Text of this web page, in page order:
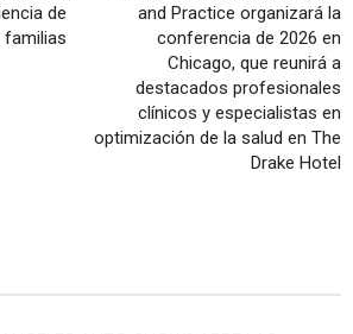
de
familias
and Practice organizará la
conferencia de 2026 en
Chicago, que reunirá a
destacados profesionales
clínicos y especialistas en
optimización de la salud en The
Drake Hotel